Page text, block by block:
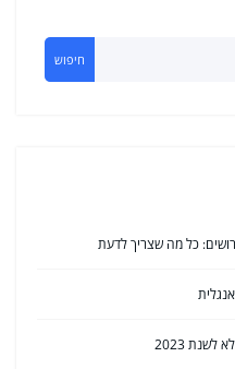
חיפוש
כל מה שצריך לדעת
2023